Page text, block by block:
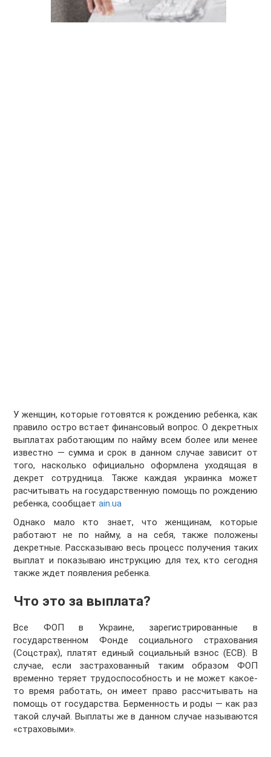
У женщин, которые готовятся к рождению ребенка, как
правило остро встает финансовый вопрос. О декретных
выплатах работающим по найму всем более или менее
известно — сумма и срок в данном случае зависит от
того, насколько официально оформлена уходящая в
декрет сотрудница. Также каждая украинка может
расчитывать на государственную помощь по рождению
ребенка, сообщает ain.ua
Однако мало кто знает, что женщинам, которые
работают не по найму, а на себя, также положены
декретные. Рассказываю весь процесс получения таких
выплат и показываю инструкцию для тех, кто сегодня
также ждет появления ребенка.
Что это за выплата?
Все ФОП в Украине, зарегистрированные в
государственном Фонде социального страхования
(Соцстрах), платят единый социальный взнос (ЕСВ). В
случае, если застрахованный таким образом ФОП
временно теряет трудоспособность и не может какое-
то время работать, он имеет право рассчитывать на
помощь от государства. Берменность и роды — как раз
такой случай. Выплаты же в данном случае называются
«страховыми».